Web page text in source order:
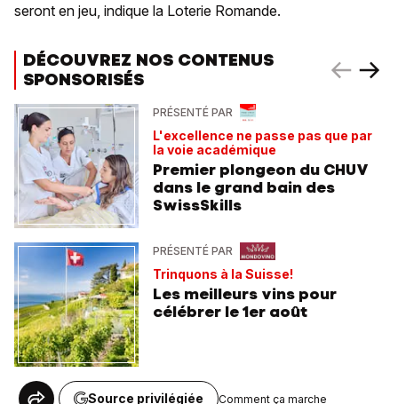
seront en jeu, indique la Loterie Romande.
DÉCOUVREZ NOS CONTENUS
SPONSORISÉS
PRÉSENTÉ PAR
L'excellence ne passe pas que par
la voie académique
Premier plongeon du CHUV
dans le grand bain des
SwissSkills
PRÉSENTÉ PAR
Trinquons à la Suisse!
Les meilleurs vins pour
célébrer le 1er août
Source privilégiée Comment ça marche